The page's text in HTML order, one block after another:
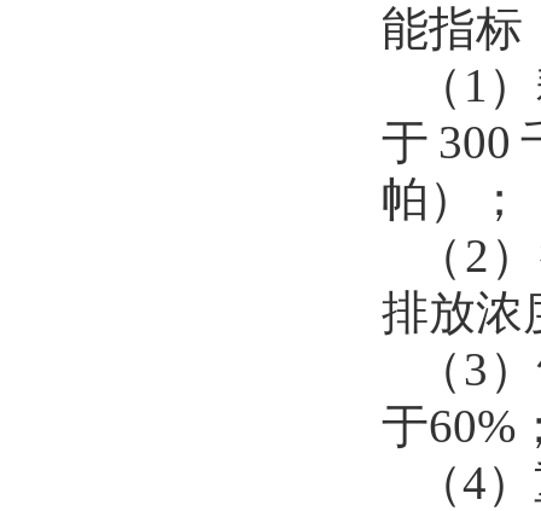
能指标
（ 1
于 300
帕）；
（ 2
排放浓
（3
于60%
（4